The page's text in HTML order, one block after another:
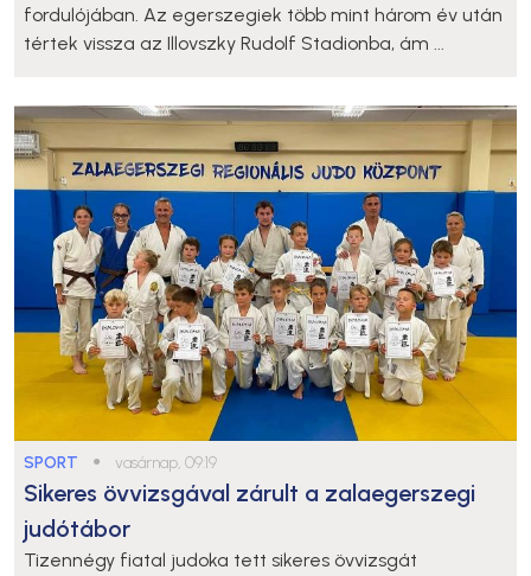
fordulójában. Az egerszegiek több mint három év után
tértek vissza az Illovszky Rudolf Stadionba, ám ...
SPORT ● vasárnap, 09:19
Sikeres övvizsgával zárult a zalaegerszegi
judótábor
Tizennégy fiatal judoka tett sikeres övvizsgát